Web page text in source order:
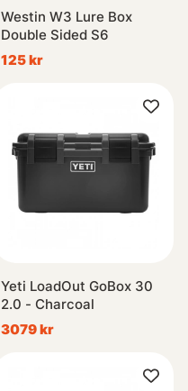
Westin W3 Lure Box
Double Sided S6
125 kr
Yeti LoadOut GoBox 30
2.0 - Charcoal
3079 kr